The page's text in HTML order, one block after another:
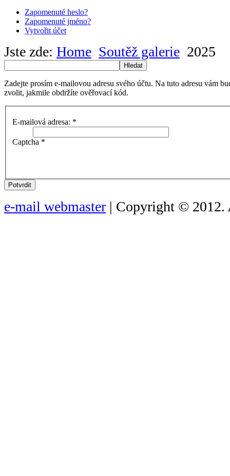
Zapomenuté heslo?
Zapomenuté jméno?
Vytvořit účet
Jste zde: Home Soutěž galerie 2025
Hledat
Zadejte prosím e-mailovou adresu svého účtu. Na tuto adresu vám
zvolit, jakmile obdržíte ověřovací kód.
E-mailová adresa: *
Captcha *
Potvrdit
e-mail webmaster | Copyright © 2012.